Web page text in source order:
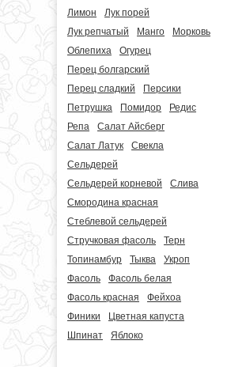
Лимон
Лук порей
Лук репчатый
Манго
Морковь
Облепиха
Огурец
Перец болгарский
Перец сладкий
Персики
Петрушка
Помидор
Редис
Репа
Салат Айсберг
Салат Латук
Свекла
Сельдерей
Сельдерей корневой
Слива
Смородина красная
Стеблевой сельдерей
Стручковая фасоль
Терн
Топинамбур
Тыква
Укроп
Фасоль
Фасоль белая
Фасоль красная
Фейхоа
Финики
Цветная капуста
Шпинат
Яблоко